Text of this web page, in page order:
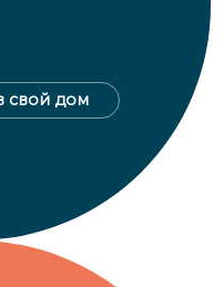
свой дом